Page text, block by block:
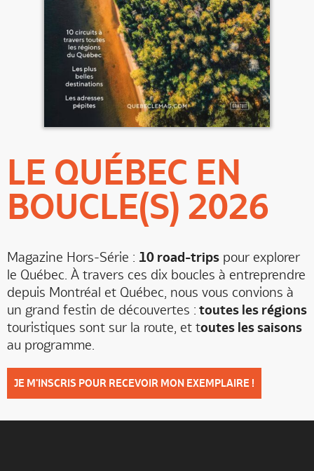
LE QUÉBEC EN
BOUCLE(S) 2026
Magazine Hors-Série : 10 road-trips pour explorer
le Québec. À travers ces dix boucles à entreprendre
depuis Montréal et Québec, nous vous convions à
un grand festin de découvertes : toutes les régions
touristiques sont sur la route, et toutes les saisons
au programme.
JE M'INSCRIS POUR RECEVOIR MON EXEMPLAIRE !